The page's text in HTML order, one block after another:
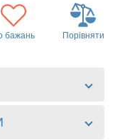
бажань Порівняти